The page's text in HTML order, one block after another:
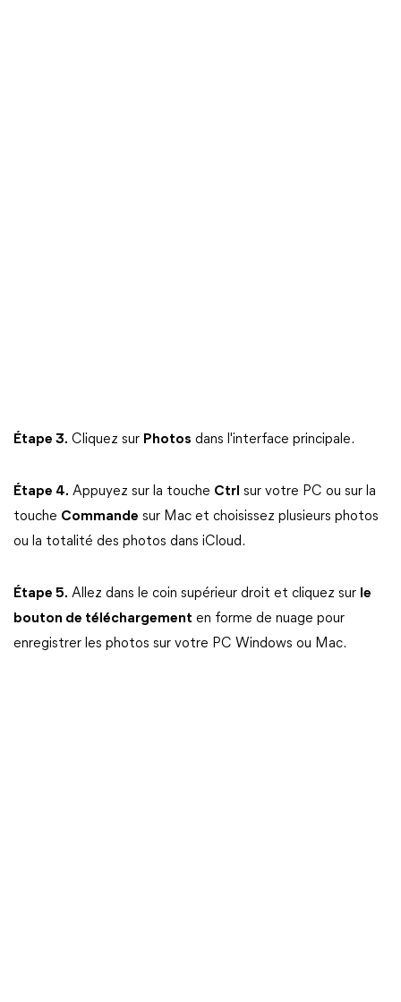
Étape 3. Cliquez sur Photos dans l'interface principale.
Étape 4. Appuyez sur la touche Ctrl sur votre PC ou sur la
touche Commande sur Mac et choisissez plusieurs photos
ou la totalité des photos dans iCloud.
Étape 5. Allez dans le coin supérieur droit et cliquez sur le
bouton de téléchargement en forme de nuage pour
enregistrer les photos sur votre PC Windows ou Mac.